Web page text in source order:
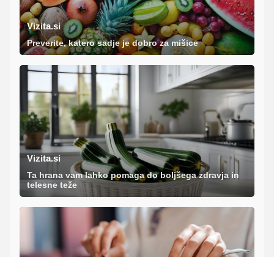
Vizita.si
Preverite, katero sadje je dobro za mišice
Vizita.si
Ta hrana vam lahko pomaga do boljšega zdravja in
telesne teže